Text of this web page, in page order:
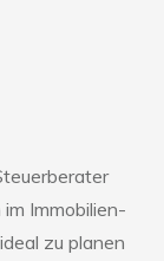
Immobilien-
zu planen